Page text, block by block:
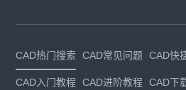
CAD热门搜索 CAD常见问题 CAD快
CAD入门教程 CAD进阶教程 CAD下